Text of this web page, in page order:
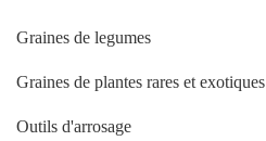
Graines de legumes
Graines de plantes rares et exotiques
Outils d'arrosage